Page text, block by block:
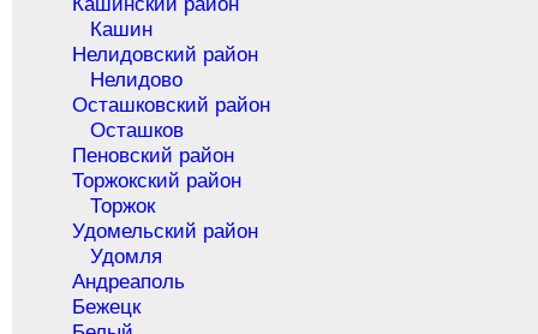
Кашин
Нелидовский район
Нелидово
Осташковский район
Осташков
Пеновский район
Торжокский район
Торжок
Удомельский район
Удомля
Андреаполь
Бежецк